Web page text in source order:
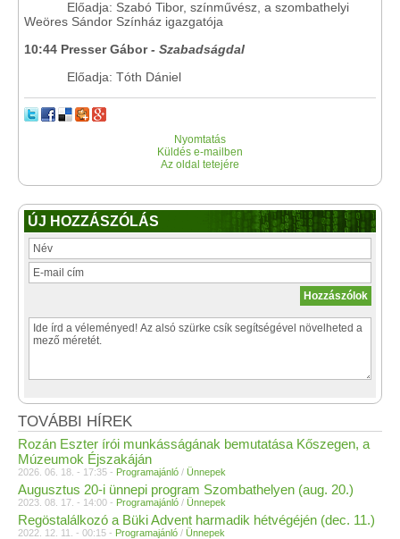
Előadja: Szabó Tibor, színművész, a szombathelyi
Weöres Sándor Színház igazgatója
10:44 Presser Gábor- Szabadságdal
Előadja: Tóth Dániel
Nyomtatás
Küldés e-mailben
Az oldal tetejére
ÚJ HOZZÁSZÓLÁS
TOVÁBBI HÍREK
Rozán Eszter írói munkásságának bemutatása Kőszegen, a
Múzeumok Éjszakáján
2026. 06. 18. - 17:35 - Programajánló / Ünnepek
Augusztus 20-i ünnepi program Szombathelyen (aug. 20.)
2023. 08. 17. - 14:00 - Programajánló / Ünnepek
Regöstalálkozó a Büki Advent harmadik hétvégéjén (dec. 11.)
2022. 12. 11. - 00:15 - Programajánló / Ünnepek